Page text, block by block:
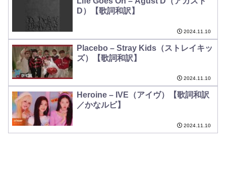
D）【歌詞和訳】
2024.11.10
Placebo – Stray Kids（ストレイキッ
ズ）【歌詞和訳】
2024.11.10
Heroine – IVE（アイヴ）【歌詞和訳
／かなルビ】
2024.11.10